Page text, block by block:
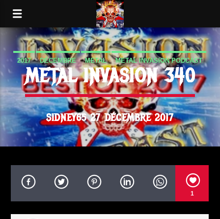
2017 DÉCEMBRE METAL METAL INVASION PODCAST
METALINVASION
METAL INVASION 340
SIDNEY65 27 DÉCEMBRE 2017
1